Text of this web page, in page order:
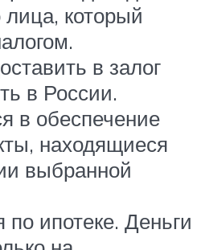
лица, который
в залог
в России.
в обеспечение
находящиеся
выбранной
по ипотеке. Деньги